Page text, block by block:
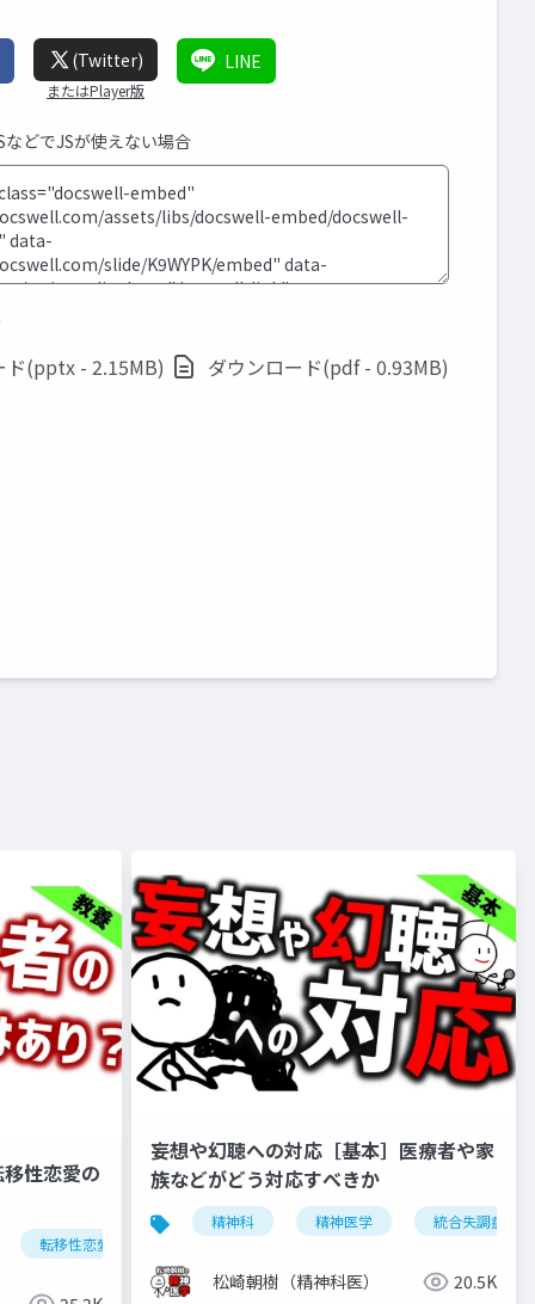
(Twitter)
またはPlayer版
LINE
などでJSが使えない場合
ド(pptx - 2.15MB) ダウンロード(pdf - 0.93MB)
性恋愛の
転移性恋愛
妄想や幻聴への対応［基本］医療者や家
族などがどう対応すべきか
精神科 精神医学 統合失調症
松崎朝樹（精神科医） 20.5K